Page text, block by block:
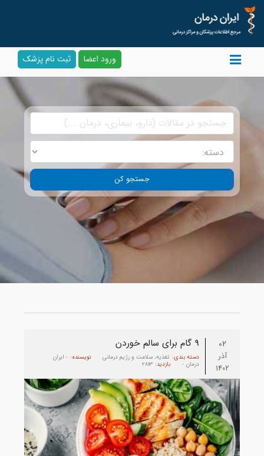
ورود اعضا ثبت نام پزشک
جستجو کن
02
آذر
1402
9 گام برای سالم خوردن
دسته بندی: تغذیه، سلامت و رژیم درمانی نویسنده: - ایران
درمان -
بازدید: 2813